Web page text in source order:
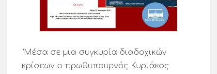
“Μέσα σε μια συγκυρία διαδοχικών
κρίσεων ο πρωθυπουργός Κυριάκος